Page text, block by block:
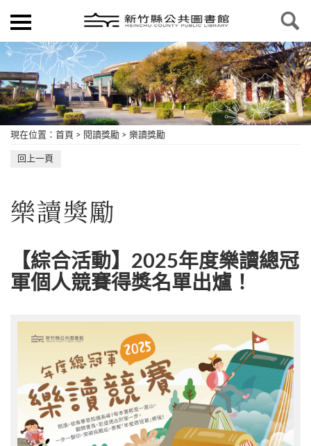
現在位置 ： 首頁 > 閱讀獎勵 > 樂讀獎勵
回上一頁
樂讀獎勵
【綜合活動】2025年度樂讀總冠
軍個人競賽得獎名單出爐！